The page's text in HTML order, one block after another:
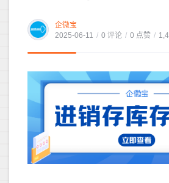
企微宝
2025-06-11 / 0 评论 / 0 点赞 /